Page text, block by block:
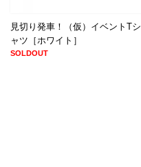
見切り発車！（仮）イベントTシ
ャツ［ホワイト］
SOLDOUT